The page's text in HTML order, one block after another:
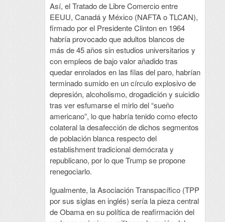
Así, el Tratado de Libre Comercio entre
EEUU, Canadá y México (NAFTA o TLCAN),
firmado por el Presidente Clinton en 1964
habría provocado que adultos blancos de
más de 45 años sin estudios universitarios y
con empleos de bajo valor añadido tras
quedar enrolados en las filas del paro, habrían
terminado sumido en un círculo explosivo de
depresión, alcoholismo, drogadición y suicidio
tras ver esfumarse el mirlo del “sueño
americano”, lo que habría tenido como efecto
colateral la desafección de dichos segmentos
de población blanca respecto del
establishment tradicional demócrata y
republicano, por lo que Trump se propone
renegociarlo.
Igualmente, la Asociación Transpacífico (TPP
por sus siglas en inglés) sería la pieza central
de Obama en su política de reafirmación del